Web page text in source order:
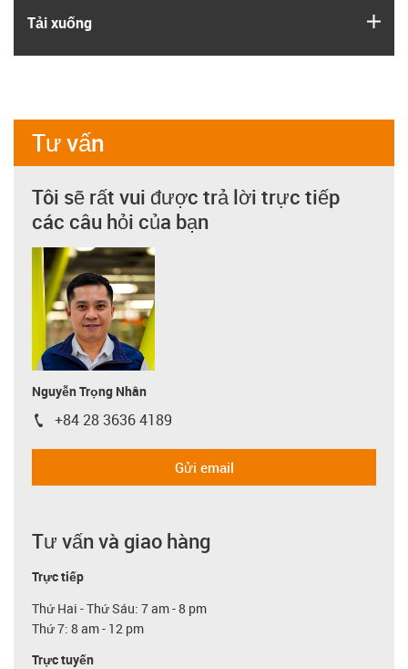
Tải xuống
Tư vấn
Tôi sẽ rất vui được trả lời trực tiếp
các câu hỏi của bạn
Nguyễn Trọng Nhân
igus-icon-phone
+84 28 3636 4189
Gửi email
Tư vấn và giao hàng
Trực tiếp
Thứ Hai - Thứ Sáu: 7 am - 8 pm
Thứ 7: 8 am - 12 pm
Trực tuyến